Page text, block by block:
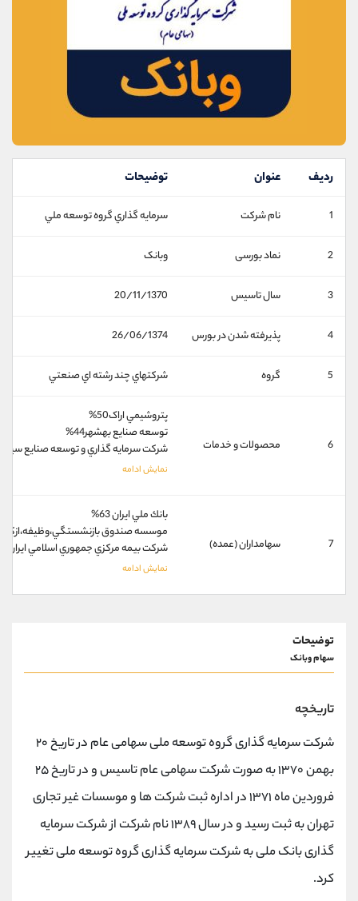
ردیف عنوان توضیحات
1 نام شرکت سرمايه گذاري گروه توسعه ملي
2 نماد بورسی وبانک
3 سال تاسیس 20/11/1370
4 پذیرفته شدن در بورس 26/06/1374
5 گروه شرکتهاي چند رشته اي صنعتي
6 محصولات و خدمات
پتروشيمي اراک50%
توسعه صنايع بهشهر44%
شرکت سرمايه گذاري و توسعه صنايع
7 سهامداران (عمده)
بانك ملي ايران 63%
موسسه صندوق
شركت بيمه مركزي جمهوري اسلامي ايران 2%
توضیحات
سهام وبانک
تاریخچه
شرکت سرمایه گذاری گروه توسعه ملی سهامی عام در تاریخ ۲۰
بهمن ۱۳۷۰ به صورت شرکت سهامی عام تاسیس و در تاریخ ۲۵
فروردین ماه ۱۳۷۱ در اداره ثبت شرکت ها و موسسات غیر تجاری
تهران به ثبت رسید و در سال ۱۳۸۹ نام شرکت از شرکت سرمایه
گذاری بانک ملی به شرکت سرمایه گذاری گروه توسعه ملی تغییر
کرد.
پشتیبان فروش (ایمان پوراسماعیلی)
تلگرام @Armteam_admin_por